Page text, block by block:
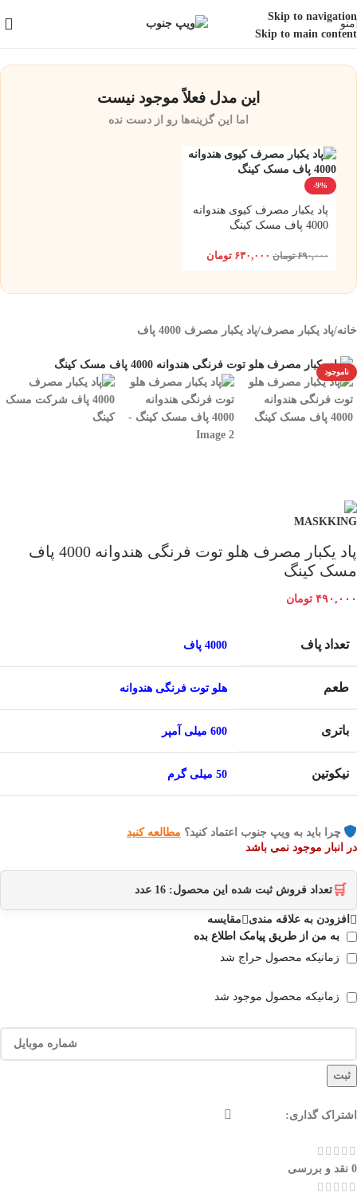
Skip to navigation
Skip to main content
پست و تیپاکس
منو
این مدل فعلاً موجود نیست
اما این گزینه‌ها رو از دست نده
-9%
پاد یکبار مصرف کیوی هندوانه
4000 پاف مسک کینگ
۶۹۰,۰۰۰ تومان ۶۳۰,۰۰۰ تومان
خانه/پاد یکبار مصرف/پاد یکبار مصرف 4000 پاف
ناموجود
پاد یکبار مصرف هلو توت فرنگی هندوانه 4000 پاف
مسک کینگ
۴۹۰,۰۰۰ تومان
تعداد پاف 4000 پاف
طعم هلو توت فرنگی هندوانه
باتری 600 میلی آمپر
نیکوتین 50 میلی گرم
چرا باید به ویپ جنوب اعتماد کنید؟ مطالعه کنید
در انبار موجود نمی باشد
🛒 تعداد فروش ثبت شده این محصول: 16 عدد
افزودن به علاقه مندی
مقایسه
به من از طریق پیامک اطلاع بده
زمانیکه محصول حراج شد
زمانیکه محصول موجود شد
ثبت
اشتراک گذاری:
0 نقد و بررسی